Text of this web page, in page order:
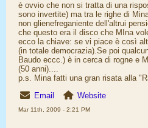
è ovvio che non si tratta di una
sono invertite) ma tra le righe di
non glienefreganiente dell'altrui
che questo era il disco che MIna
ecco la chiave: se vi piace è così
(in totale democrazia).Se poi
Baudo eccc.) è in cerca di rogne e
(50 anni)....
p.s. Mina fatti una gran risata alla
Email
Website
Mar 11th, 2009 - 2:21 PM